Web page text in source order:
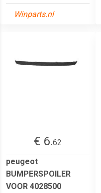
Winparts.nl
€ 6.62
peugeot
BUMPERSPOILER
VOOR 4028500